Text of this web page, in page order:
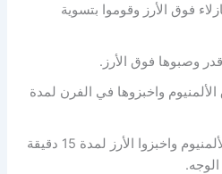
فوق الأرز وقوموا بتسوية
وصبوها فوق الأرز.
واخبزوها في الفرن لمدة
قوموا بإزالة ورق الألمنيوم واخبزوا الأرز لمدة 15 دقيقة